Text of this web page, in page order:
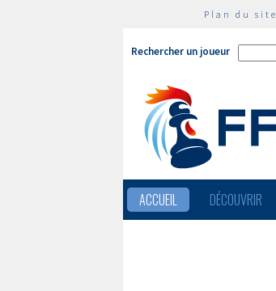
Plan du site
Rechercher un joueur
ACCUEIL DÉCOUVRIR